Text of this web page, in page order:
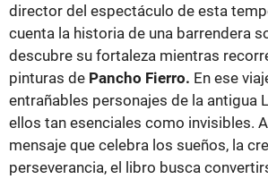
director del espectáculo de esta
cuenta la historia de una barrendera
descubre su fortaleza mientras
pinturas de Pancho Fierro. En ese
entrañables personajes de la antigua
ellos tan esenciales como invisibles.
mensaje que celebra los sueños, la
perseverancia, el libro busca